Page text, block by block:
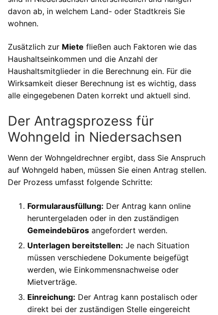
davon ab, in welchem Land- oder Stadtkreis Sie
wohnen.
Zusätzlich zur Miete fließen auch Faktoren wie das
Haushaltseinkommen und die Anzahl der
Haushaltsmitglieder in die Berechnung ein. Für die
Wirksamkeit dieser Berechnung ist es wichtig, dass
alle eingegebenen Daten korrekt und aktuell sind.
Der Antragsprozess für
Wohngeld in Niedersachsen
Wenn der Wohngeldrechner ergibt, dass Sie Anspruch
auf Wohngeld haben, müssen Sie einen Antrag stellen.
Der Prozess umfasst folgende Schritte:
Formularausfüllung: Der Antrag kann online
heruntergeladen oder in den zuständigen
Gemeindebüros angefordert werden.
Unterlagen bereitstellen: Je nach Situation
müssen verschiedene Dokumente beigefügt
werden, wie Einkommensnachweise oder
Mietverträge.
Einreichung: Der Antrag kann postalisch oder
direkt bei der zuständigen Stelle eingereicht